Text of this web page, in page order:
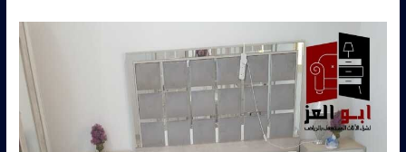
مستعمل
الرمال
0560485279